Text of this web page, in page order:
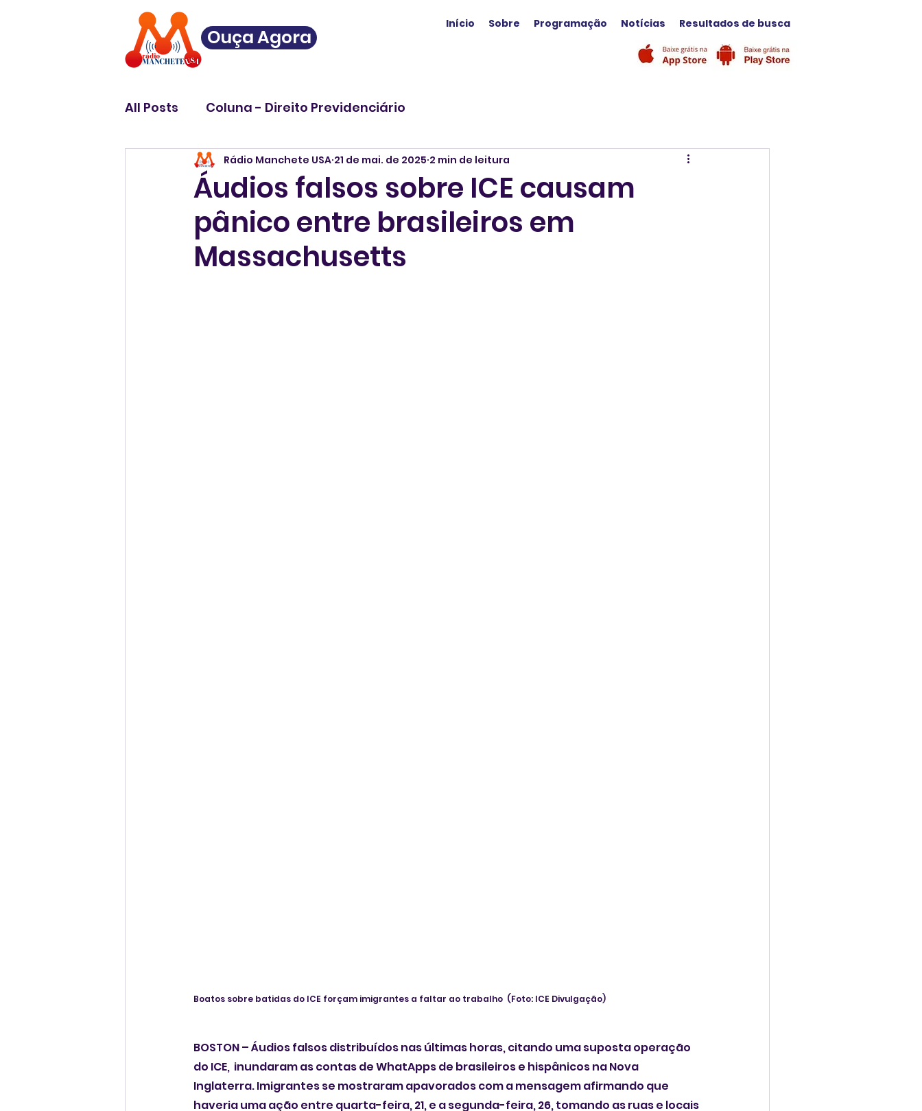
Ouça Agora
Início Sobre Programação Notícias Resultados de busca
All Posts Coluna - Direito Previdenciário
Áudios falsos sobre ICE causam
pânico entre brasileiros em
Massachusetts
Rádio Manchete USA 21 de mai. de 2025 2 min de leitura
Boatos sobre batidas do ICE forçam imigrantes a faltar ao trabalho  (Foto: ICE Divulgação)
BOSTON – Áudios falsos distribuídos nas últimas horas, citando uma suposta operação
do ICE,  inundaram as contas de WhatApps de brasileiros e hispânicos na Nova
Inglaterra. Imigrantes se mostraram apavorados com a mensagem afirmando que
haveria uma ação entre quarta-feira, 21, e a segunda-feira, 26, tomando as ruas e locais